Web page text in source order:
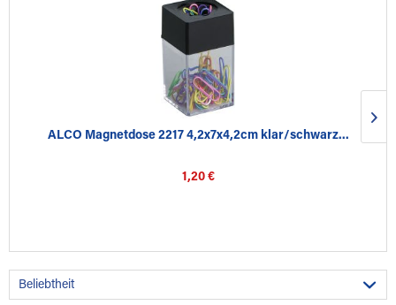
ALCO Magnetdose 2217 4,2x7x4,2cm klar/schwarz...
1,20 €